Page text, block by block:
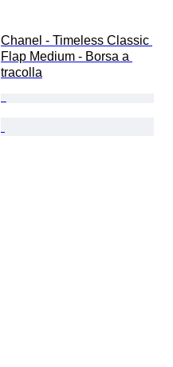
Chanel - Timeless Classic
Flap Medium - Borsa a
tracolla